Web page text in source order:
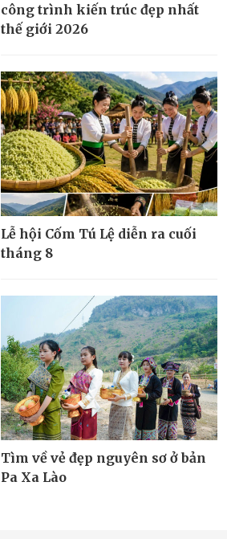
công trình kiến trúc đẹp nhất
thế giới 2026
Lễ hội Cốm Tú Lệ diễn ra cuối
tháng 8
Tìm về vẻ đẹp nguyên sơ ở bản
Pa Xa Lào